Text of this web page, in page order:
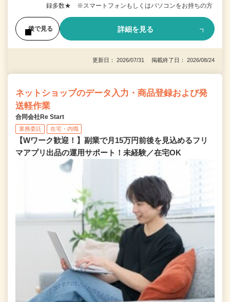
録多数★ ※スマートフォンもしくはパソコンをお持ちの方
後で見る 詳細を見る
更新日： 2026/07/31 掲載終了日： 2026/08/24
ネットショップのデータ入力・商品登録および発
送軽作業
合同会社Re Start
業務委託 在宅・内職
【Wワーク歓迎！】副業で月15万円前後を見込めるフリ
マアプリ出品の運用サポート！未経験／在宅OK